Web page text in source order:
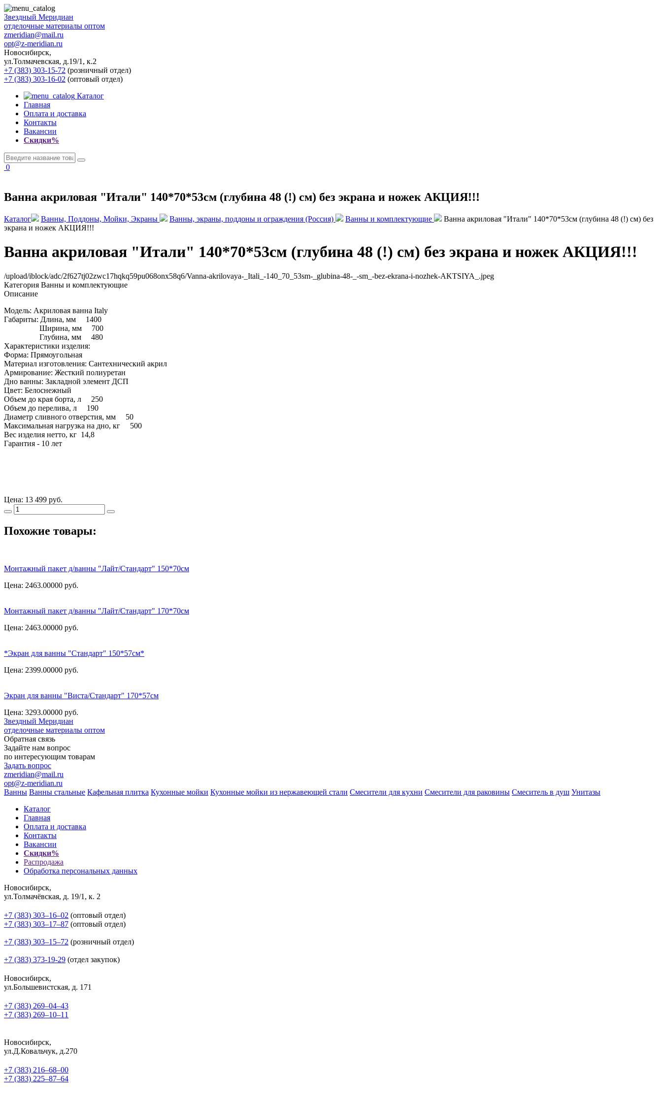
Звездный Меридиан
отделочные материалы оптом
zmeridian@mail.ru
opt@z-meridian.ru
Новосибирск,
ул.Толмачевская, д.19/1, к.2
+7 (383) 303-15-72 (розничный отдел)
+7 (383) 303-16-02 (оптовый отдел)
Каталог
Главная
Оплата и доставка
Контакты
Вакансии
Скидки%
0
Ванна акриловая "Итали" 140*70*53см (глубина 48 (!) см) без экрана и ножек АКЦИЯ!!!
Каталог Ванны, Поддоны, Мойки, Экраны Ванны, экраны, поддоны и ограждения (Россия) Ванны и комплектующие
Ванна акриловая "Итали" 140*70*53см (глубина 48 (!) см) без
экрана и ножек АКЦИЯ!!!
Ванна акриловая "Итали" 140*70*53см (глубина 48 (!) см) без экрана и ножек АКЦИЯ!!!
/upload/iblock/adc/2f627tj02zwc17hqkq59pu068onx58q6/Vanna-akrilovaya-_Itali_-140_70_53sm-_glubina-48-_-sm_-bez-ekrana-i-nozhek-AKTSIYA_.jpeg
Категория Ванны и комплектующие
Описание
Модель: Акриловая ванна Italy
Габариты: Длина, мм 1400
Ширина, мм 700
Глубина, мм 480
Характеристики изделия:
Форма: Прямоугольная
Материал изготовления: Сантехнический акрил
Армирование: Жесткий полиуретан
Дно ванны: Закладной элемент ДСП
Цвет: Белоснежный
Объем до края борта, л 250
Объем до перелива, л 190
Диаметр сливного отверстия, мм 50
Максимальная нагрузка на дно, кг 500
Вес изделия нетто, кг 14,8
Гарантия - 10 лет
Цена: 13 499 руб.
Похожие товары:
Монтажный пакет д/ванны "Лайт/Стандарт" 150*70см
Цена: 2463.00000 руб.
Монтажный пакет д/ванны "Лайт/Стандарт" 170*70см
Цена: 2463.00000 руб.
*Экран для ванны "Стандарт" 150*57см*
Цена: 2399.00000 руб.
Экран для ванны "Виста/Стандарт" 170*57см
Цена: 3293.00000 руб.
Звездный Меридиан
отделочные материалы оптом
Обратная связь
Задайте нам вопрос
по интересующим товарам
Задать вопрос
zmeridian@mail.ru
opt@z-meridian.ru
Ванны Ванны стальные Кафельная плитка Кухонные мойки Кухонные мойки из нержавеющей стали Смесители для кухни Смесители для раковины Смеситель в душ Унитазы
Каталог
Главная
Оплата и доставка
Контакты
Вакансии
Скидки%
Распродажа
Обработка персональных данных
Новосибирск,
ул.Толмачёвская, д. 19/1, к. 2
+7 (383) 303‒16‒02 (оптовый отдел)
+7 (383) 303‒17‒87 (оптовый отдел)
+7 (383) 303‒15‒72 (розничный отдел)
+7 (383) 373-19-29 (отдел закупок)
Новосибирск,
ул.Большевистская, д. 171
+7 (383) 269‒04‒43
+7 (383) 269‒10‒11
Новосибирск,
ул.Д.Ковальчук, д.270
+7 (383) 216‒68‒00
+7 (383) 225‒87‒64